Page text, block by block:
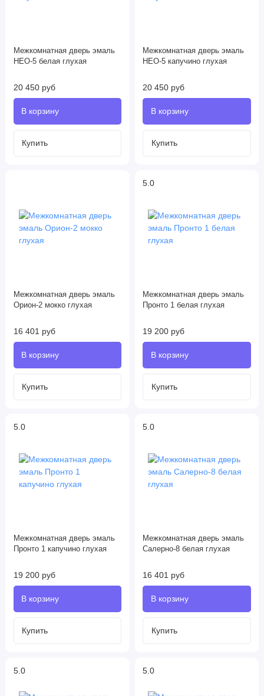
Межкомнатная дверь эмаль
НЕО-5 белая глухая
20 450 руб
Межкомнатная дверь эмаль
НЕО-5 капучино глухая
20 450 руб
Межкомнатная дверь эмаль
Орион-2 мокко глухая
16 401 руб
5.0
Межкомнатная дверь эмаль
Пронто 1 белая глухая
19 200 руб
5.0
Межкомнатная дверь эмаль
Пронто 1 капучино глухая
19 200 руб
5.0
Межкомнатная дверь эмаль
Салерно-8 белая глухая
16 401 руб
5.0 5.0